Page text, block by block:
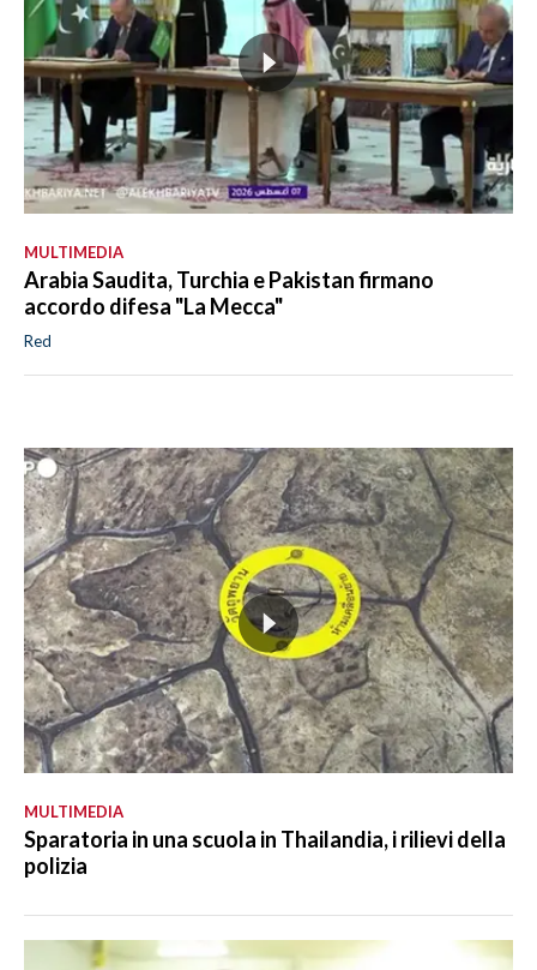
MULTIMEDIA
Arabia Saudita, Turchia e Pakistan firmano
accordo difesa "La Mecca"
Red
MULTIMEDIA
Sparatoria in una scuola in Thailandia, i rilievi della
polizia